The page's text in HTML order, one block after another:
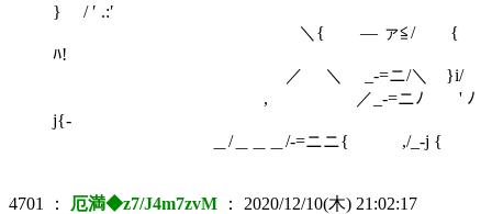
} / ′ .:′
＼{ ― ァ≦/ {
ﾊ!
／ ＼ _-=ニ/＼ }i/
, ／_-=ニﾉ ' ﾉ
j{-
＿/＿＿＿/-=ニニ{ ,/_-j {
4701 ： 厄満◆z7/J4m7zvM ： 2020/12/10(木) 21:02:17